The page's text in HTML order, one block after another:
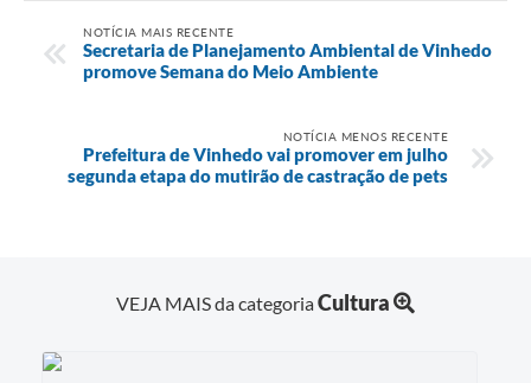
NOTÍCIA MAIS RECENTE
Secretaria de Planejamento Ambiental de Vinhedo
promove Semana do Meio Ambiente
NOTÍCIA MENOS RECENTE
Prefeitura de Vinhedo vai promover em julho
segunda etapa do mutirão de castração de pets
VEJA MAIS da categoriaCultura